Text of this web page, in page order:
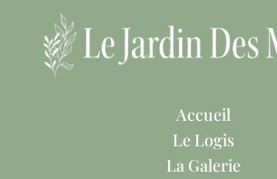
Accueil
Le Logis
La Galerie